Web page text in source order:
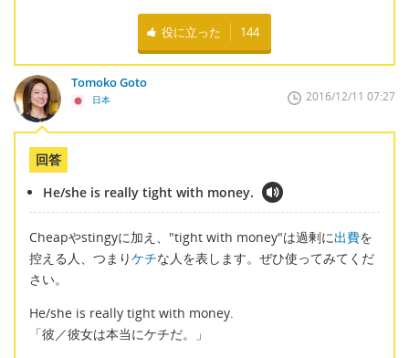
役に立った 144
Tomoko Goto
日本 2016/12/11 07:27
回答
He/she is really tight with money.
Cheapやstingyに加え、"tight with money"は過剰に出費を
控える人、つまりケチな人を表します。ぜひ使ってみてくだ
さい。
He/she is really tight with money.
「彼／彼女は本当にケチだ。」